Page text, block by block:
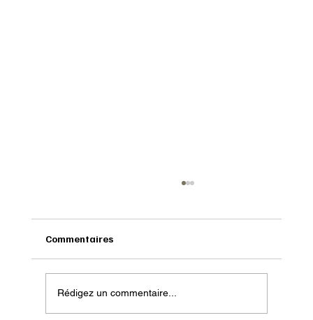
Onatera : Pour affronter l’hiver
Commentaires
Rédigez un commentaire...